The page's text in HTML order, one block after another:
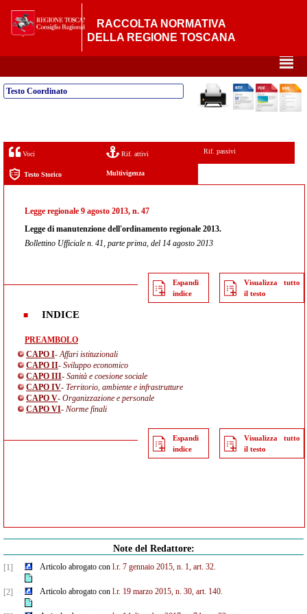
RACCOLTA NORMATIVA
DELLA REGIONE TOSCANA
²
Testo Coordinato
Voci Rif. attivi Rif. passivi
Testo Storico Multivigenza
Legge regionale 9 agosto 2013, n. 47
Legge di manutenzione dell'ordinamento regionale 2013.
Bollettino Ufficiale n. 41, parte prima, del 14 agosto 2013
Espandi
indice
Visualizza tutto
il testo
INDICE
PREAMBOLO
CAPO I- Affari istituzionali
CAPO II- Sviluppo economico
CAPO III- Sanità e coesione sociale
CAPO IV- Territorio, ambiente e infrastrutture
CAPO V- Organizzazione e personale
CAPO VI- Norme finali
Espandi
indice
Visualizza tutto
il testo
Note del Redattore:
[1] Articolo abrogato con l.r. 7 gennaio 2015, n. 1, art. 32.
[2] Articolo abrogato con l.r. 19 marzo 2015, n. 30, art. 140.